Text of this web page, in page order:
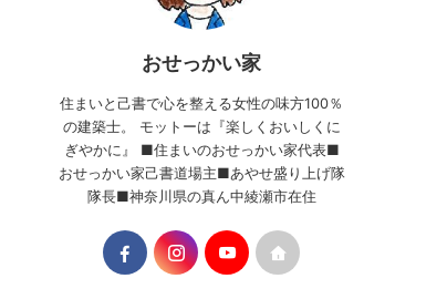
おせっかい家
住まいと己書で心を整える女性の味方100％
の建築士。 モットーは『楽しくおいしくに
ぎやかに』 ■住まいのおせっかい家代表■
おせっかい家己書道場主■あやせ盛り上げ隊
隊長■神奈川県の真ん中綾瀬市在住